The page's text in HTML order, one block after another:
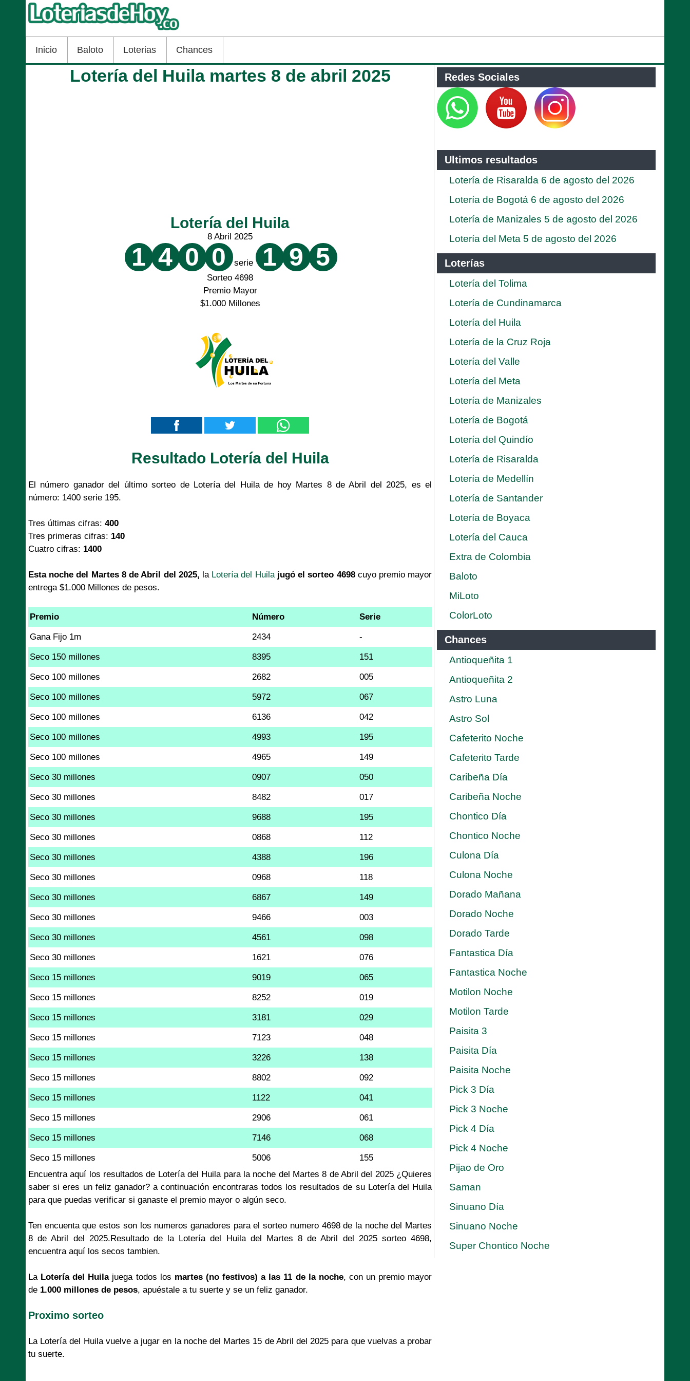
Inicio Baloto Loterias Chances
Lotería del Huila martes 8 de abril 2025
Lotería del Huila
8 Abril 2025
1 4 0 0 serie 1 9 5
Sorteo 4698
Premio Mayor
$1.000 Millones
Resultado Lotería del Huila
El número ganador del último sorteo de Lotería del Huila de hoy Martes 8 de Abril del 2025, es el
número: 1400 serie 195.
Tres últimas cifras: 400
Tres primeras cifras: 140
Cuatro cifras: 1400
Esta noche del Martes 8 de Abril del 2025, la Lotería del Huila jugó el sorteo 4698cuyo premio mayor
entrega $1.000 Millones de pesos.
Premio Número Serie
Gana Fijo 1m 2434 -
Seco 150 millones 8395 151
Seco 100 millones 2682 005
Seco 100 millones 5972 067
Seco 100 millones 6136 042
Seco 100 millones 4993 195
Seco 100 millones 4965 149
Seco 30 millones 0907 050
Seco 30 millones 8482 017
Seco 30 millones 9688 195
Seco 30 millones 0868 112
Seco 30 millones 4388 196
Seco 30 millones 0968 118
Seco 30 millones 6867 149
Seco 30 millones 9466 003
Seco 30 millones 4561 098
Seco 30 millones 1621 076
Seco 15 millones 9019 065
Seco 15 millones 8252 019
Seco 15 millones 3181 029
Seco 15 millones 7123 048
Seco 15 millones 3226 138
Seco 15 millones 8802 092
Seco 15 millones 1122 041
Seco 15 millones 2906 061
Seco 15 millones 7146 068
Seco 15 millones 5006
155
Encuentra aquí los resultados de Lotería del Huila para la noche del Martes 8 de Abril del 2025 ¿Quieres
saber si eres un feliz ganador? a continuación encontraras todos los resultados de su Lotería del Huila
para que puedas verificar si ganaste el premio mayor o algún seco.
Ten encuenta que estos son los numeros ganadores para el sorteo numero 4698 de la noche del Martes
8 de Abril del 2025.Resultado de la Lotería del Huila del Martes 8 de Abril del 2025 sorteo 4698,
encuentra aquí los secos tambien.
La Lotería del Huilajuega todos los martes (no festivos) a las 11 de la noche, con un premio mayor
de 1.000 millones de pesos, apuéstale a tu suerte y se un feliz ganador.
Proximo sorteo
La Lotería del Huila vuelve a jugar en la noche del Martes 15 de Abril del 2025 para que vuelvas a probar
tu suerte.
Redes Sociales
Ultimos resultados
Lotería de Risaralda 6 de agosto del 2026
Lotería de Bogotá 6 de agosto del 2026
Lotería de Manizales 5 de agosto del 2026
Lotería del Meta 5 de agosto del 2026
Loterías
Lotería del Tolima
Lotería de Cundinamarca
Lotería del Huila
Lotería de la Cruz Roja
Lotería del Valle
Lotería del Meta
Lotería de Manizales
Lotería de Bogotá
Lotería del Quindío
Lotería de Risaralda
Lotería de Medellín
Lotería de Santander
Lotería de Boyaca
Lotería del Cauca
Extra de Colombia
Baloto
MiLoto
ColorLoto
Chances
Antioqueñita 1
Antioqueñita 2
Astro Luna
Astro Sol
Cafeterito Noche
Cafeterito Tarde
Caribeña Día
Caribeña Noche
Chontico Día
Chontico Noche
Culona Día
Culona Noche
Dorado Mañana
Dorado Noche
Dorado Tarde
Fantastica Día
Fantastica Noche
Motilon Noche
Motilon Tarde
Paisita 3
Paisita Día
Paisita Noche
Pick 3 Día
Pick 3 Noche
Pick 4 Día
Pick 4 Noche
Pijao de Oro
Saman
Sinuano Día
Sinuano Noche
Super Chontico Noche